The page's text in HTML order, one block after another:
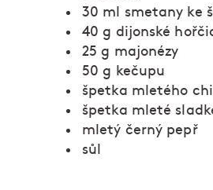
30 ml smetany ke
40 g dijonské
25 g majonézy
50 g kečupu
špetka mletého
špetka mleté
mletý černý pepř
sůl